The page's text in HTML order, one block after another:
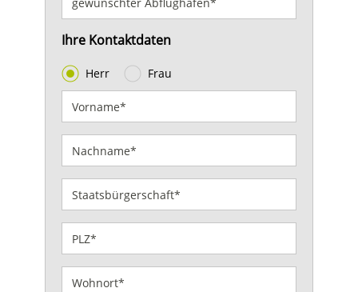
Ihre Kontaktdaten
Herr Frau